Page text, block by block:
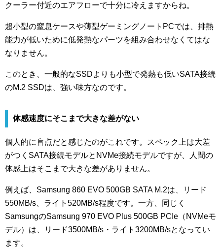
クーラー付近のエアフローで十分に冷えますからね。
超小型の窒息ケースや薄型ゲーミングノートPCでは、排熱
能力が低いために低発熱なパーツを組み合わせなくてはな
なりません。
このとき、一般的なSSDよりも小型で発熱も低いSATA接続
のM.2 SSDは、強い味方なのです。
体感速度にそこまで大きな差がない
個人的に盲点だと感じたのがこれです。スペック上は大差
がつくSATA接続モデルとNVMe接続モデルですが、人間の
体感上はそこまで大きな差がありません。
例えば、Samsung 860 EVO 500GB SATA M.2は、リード
550MB/s、ライト520MB/s程度です。一方、同じく
SamsungのSamsung 970 EVO Plus 500GB PCIe（NVMeモ
デル）は、リード3500MB/s・ライト3200MB/sとなってい
ます。